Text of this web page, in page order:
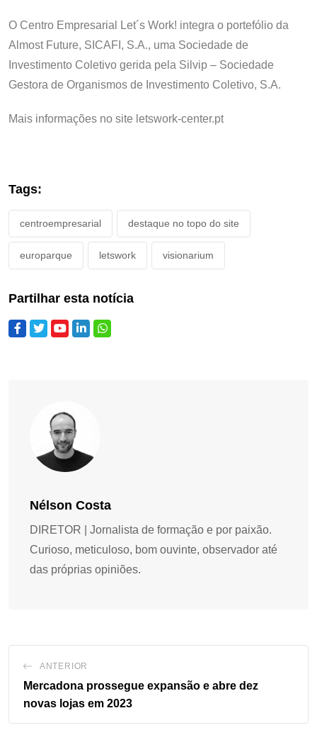
O Centro Empresarial Let´s Work! integra o portefólio da
Almost Future, SICAFI, S.A., uma Sociedade de
Investimento Coletivo gerida pela Silvip – Sociedade
Gestora de Organismos de Investimento Coletivo, S.A.
Mais informações no site letswork-center.pt
Tags:
centroempresarial destaque no topo do site
europarque letswork visionarium
Partilhar esta notícia
Nélson Costa
DIRETOR | Jornalista de formação e por paixão.
Curioso, meticuloso, bom ouvinte, observador até
das próprias opiniões.
ANTERIOR
Mercadona prossegue expansão e abre dez
novas lojas em 2023